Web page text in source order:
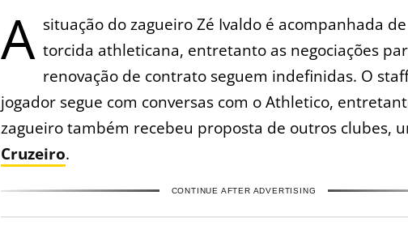
A situação do zagueiro Zé Ivaldo é acompanhada
torcida athleticana, entretanto as negociações
renovação de contrato seguem indefinidas. O
jogador segue com conversas com o Athletico,
zagueiro também recebeu proposta de outros clubes,
Cruzeiro.
CONTINUE AFTER ADVERTISING